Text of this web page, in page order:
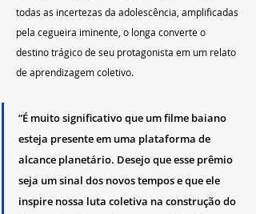
todas as incertezas da adolescência, amplificadas
pela cegueira iminente, o longa converte o
destino trágico de seu protagonista em um relato
de aprendizagem coletivo.
“É muito significativo que um filme baiano
esteja presente em uma plataforma de
alcance planetário. Desejo que esse prêmio
seja um sinal dos novos tempos e que ele
inspire nossa luta coletiva na construção do